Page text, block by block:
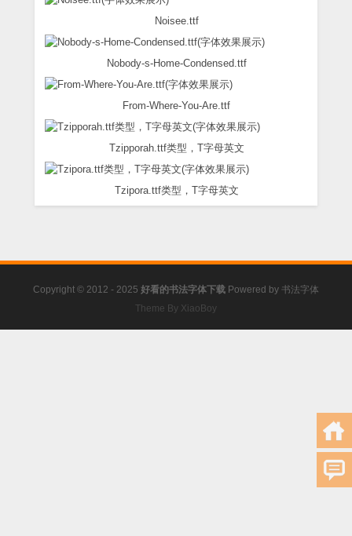
Noisee.ttf
Nobody-s-Home-Condensed.ttf
From-Where-You-Are.ttf
Tzipporah.ttf类型，T字母英文
Tzipora.ttf类型，T字母英文
Copyright © 2012 - 2025 好看的书法字体下载 Powered by 书法字体
Theme By XiaoBoy